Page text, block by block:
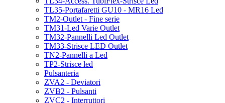
TL35-Portafaretti GU10 - MR16 Led
TM2-Outlet - Fine serie
TM31-Led Varie Outlet
TM32-Pannelli Led Outlet
TM33-Strisce LED Outlet
TN2-Pannelli a Led
TP2-Strisce led
Pulsanteria
ZVA2 - Deviatori
ZVB2 - Pulsanti
ZVC2 - Interruttori